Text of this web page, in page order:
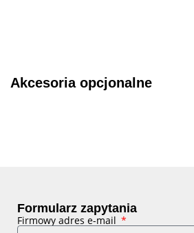
Akcesoria opcjonalne
Formularz zapytania
Firmowy adres e-mail